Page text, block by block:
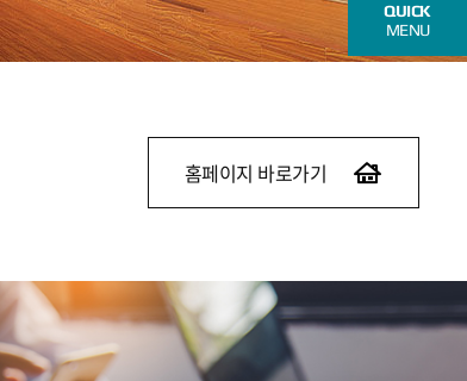
홈페이지 바로가기
QUICK
MENU